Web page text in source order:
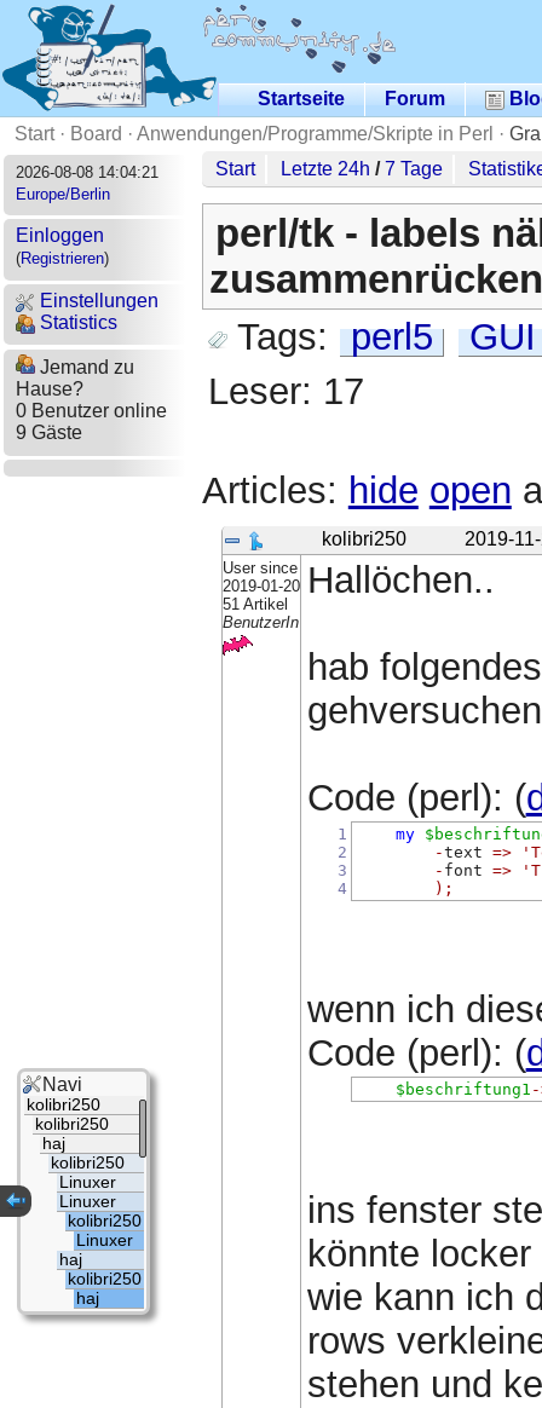
Startseite Forum
Start· Board · Anwendungen/Programme/Skripte in Perl ·
2026-08-08 14:04:21
Europe/Berlin
Einloggen
(Registrieren)
Einstellungen
Statistics
Jemand zu
Hause?
0 Benutzer online
9 Gäste
Start Letzte 24h /7 Tage
perl/tk - labels
Tags: perl5
GUI
Leser: 17
Articles: hide open
kolibri250 2019-
User since
2019-01-20
51 Artikel
BenutzerIn
Hallöchen..
hab
Code (perl): (
1
2
3
4
my
-text =>
- font =>
);
wenn ich
Code (perl): (
$beschriftung1
ins fenster
könnte
wie kann ich
rows
stehen und
Navi
kolibri250
kolibri250
haj
kolibri250
Linuxer
Linuxer
kolibri250
Linuxer
haj
kolibri250
haj